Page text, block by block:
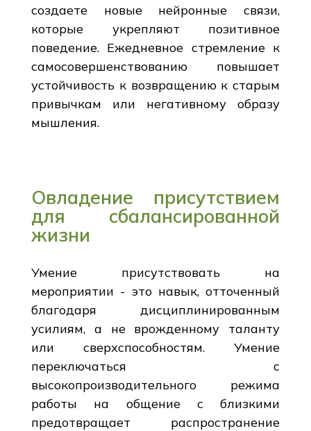
создаете новые нейронные связи,
которые укрепляют позитивное
поведение. Ежедневное стремление к
самосовершенствованию повышает
устойчивость к возвращению к старым
привычкам или негативному образу
мышления.
Овладение присутствием
для сбалансированной
жизни
Умение присутствовать на
мероприятии - это навык, отточенный
благодаря дисциплинированным
усилиям, а не врожденному таланту
или сверхспособностям. Умение
переключаться с
высокопроизводительного режима
работы на общение с близкими
предотвращает распространение